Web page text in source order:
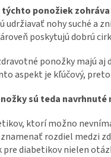
ponožiek
udržiavať nohy suché a
poskytujú dobrú
ponožky majú
aspekt je kľúčový,
sú teda navrhnuté
ktorí možno
rozdiel medzi
pre diabetikov nielen